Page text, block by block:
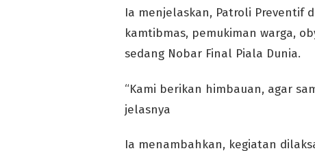
Ia menjelaskan, Patroli Preventif
kamtibmas, pemukiman warga,
sedang Nobar Final Piala Dunia.
“Kami berikan himbauan, agar
jelasnya
Ia menambahkan, kegiatan